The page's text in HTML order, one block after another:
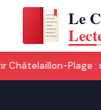
Châtelaillon-Plage :